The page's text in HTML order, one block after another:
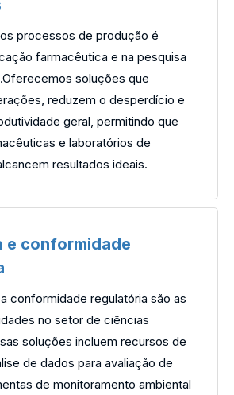
processos de produção é
farmacêutica e na pesquisa
soluções que
reduzem o desperdício e
geral, permitindo que
e laboratórios de
resultados ideais.
e conformidade
conformidade regulatória são as
no setor de ciências
soluções incluem recursos de
de dados para avaliação de
de monitoramento ambiental